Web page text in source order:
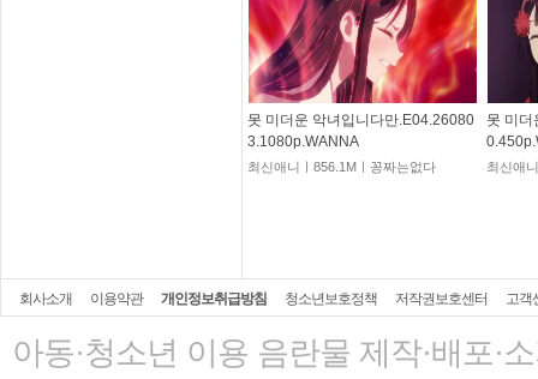
못 미더운 악녀입니다만.E04.26080
3.1080p.WANNA
최신애니ㅣ856.1Mㅣ꽁짜는없다
못 미
최신애
회사소개 이용약관 개인정보취급방침 청소년보호정책 저작권보호센터 고객
아동·청소년 이용 음란물 제작·배포·